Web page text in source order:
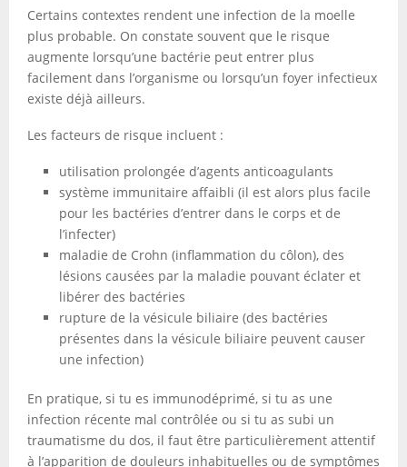
Certains contextes rendent une infection de la moelle
plus probable. On constate souvent que le risque
augmente lorsqu’une bactérie peut entrer plus
facilement dans l’organisme ou lorsqu’un foyer infectieux
existe déjà ailleurs.
Les facteurs de risque incluent :
utilisation prolongée d’agents anticoagulants
système immunitaire affaibli (il est alors plus facile
pour les bactéries d’entrer dans le corps et de
l’infecter)
maladie de Crohn (inflammation du côlon), des
lésions causées par la maladie pouvant éclater et
libérer des bactéries
rupture de la vésicule biliaire (des bactéries
présentes dans la vésicule biliaire peuvent causer
une infection)
En pratique, si tu es immunodéprimé, si tu as une
infection récente mal contrôlée ou si tu as subi un
traumatisme du dos, il faut être particulièrement attentif
à l’apparition de douleurs inhabituelles ou de symptômes